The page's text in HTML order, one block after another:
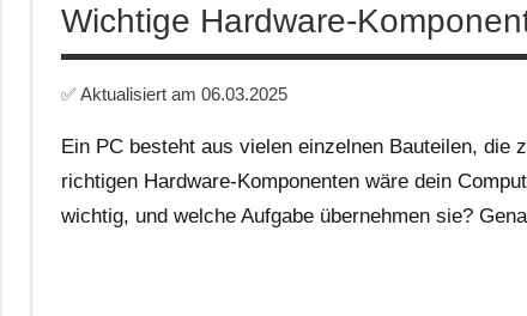
Wichtige Hardware-
✅ Aktualisiert am 06.03.2025
Ein PC besteht aus vielen einzelnen Bauteilen, die
richtigen Hardware-Komponenten wäre dein
wichtig, und welche Aufgabe übernehmen sie?